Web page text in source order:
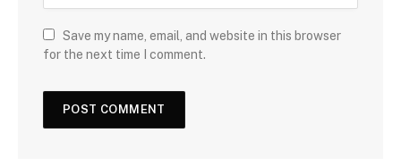
Save my name, email, and website in this browser
for the next time I comment.